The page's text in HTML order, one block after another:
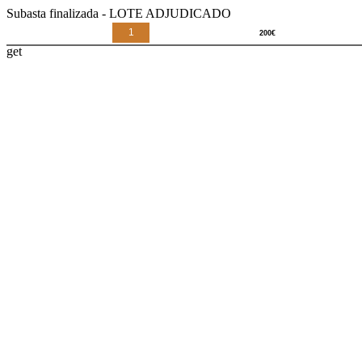
Subasta finalizada - LOTE ADJUDICADO
1
get